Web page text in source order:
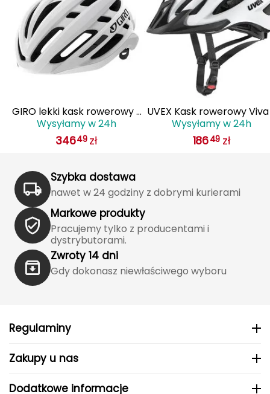
KILLTEC
KONG
Kari Traa
Katadyn
Kayland
Keen
Klymit
Kohla
GIRO lekki kask rowerowy z
systemem wentylacji AGILIS
biały
Wysyłamy w 24h
34649 zł
UVEX Kask rowerowy
biały
Wysyłamy w 24h
18649 zł
Szybka dostawa
nawet w 24 godziny z dobrymi kurierami
Markowe produkty
Pracujemy tylko z producentami i
dystrybutorami.
Zwroty 14 dni
Gdy dokonasz niewłaściwego wyboru
Regulaminy
Zakupy u nas
Dodatkowe informacje